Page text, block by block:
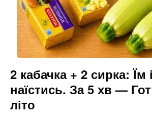
2 кабачка + 2 сирка:
наїстись. За 5 хв —
літо